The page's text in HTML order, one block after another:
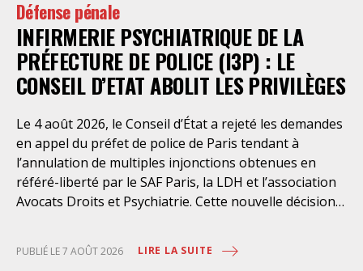
Défense pénale
INFIRMERIE PSYCHIATRIQUE DE LA
PRÉFECTURE DE POLICE (I3P) : LE
CONSEIL D’ETAT ABOLIT LES PRIVILÈGES
Le 4 août 2026, le Conseil d’État a rejeté les demandes
en appel du préfet de police de Paris tendant à
l’annulation de multiples injonctions obtenues en
référé-liberté par le SAF Paris, la LDH et l’association
Avocats Droits et Psychiatrie. Cette nouvelle décision
personnes retenues à l’infirmerie psychiatrique de la
préfecture de police de Paris. Près d’ici mais loin des
PUBLIÉ LE 7 AOÛT 2026 LIRE LA SUITE